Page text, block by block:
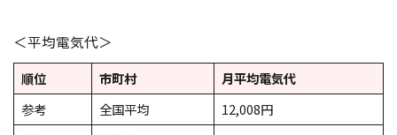
＜平均電気代＞
順位 市町村
月平均電気代
参考
全国平均
12,008円